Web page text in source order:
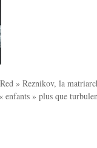
» Reznikov, la
enfants » plus que